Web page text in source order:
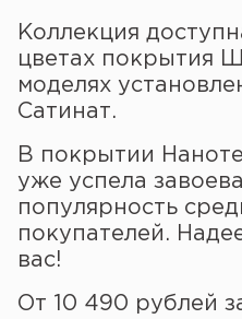
Коллекция
цветах покрытия
моделях
Сатинат.
В покрытии
уже успела
популярность
покупателей.
вас!
От 10 490 рублей